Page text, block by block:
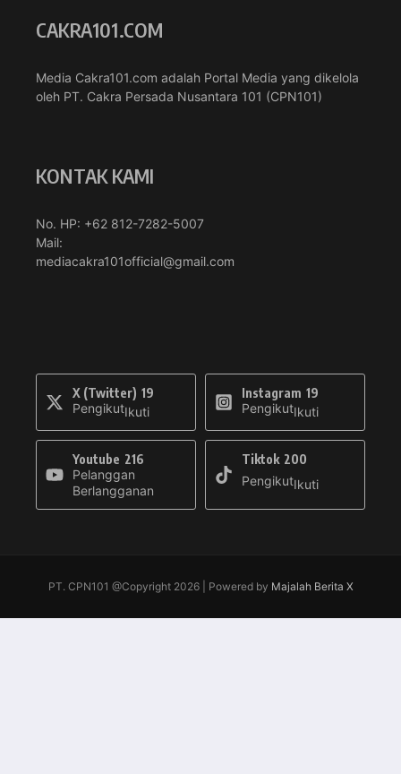
CAKRA101.COM
Media Cakra101.com adalah Portal Media yang dikelola
oleh PT. Cakra Persada Nusantara 101 (CPN101)
KONTAK KAMI
No. HP: +62 812-7282-5007
Mail:
mediacakra101official@gmail.com
X (Twitter) 19
PengikutIkuti
Instagram 19
PengikutIkuti
Youtube 216
Pelanggan
Berlangganan
Tiktok 200
PengikutIkuti
PT. CPN101 @Copyright 2026 | Powered by Majalah Berita X